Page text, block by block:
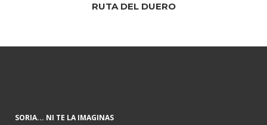
RUTA DEL DUERO
SORIA... NI TE LA IMAGINAS